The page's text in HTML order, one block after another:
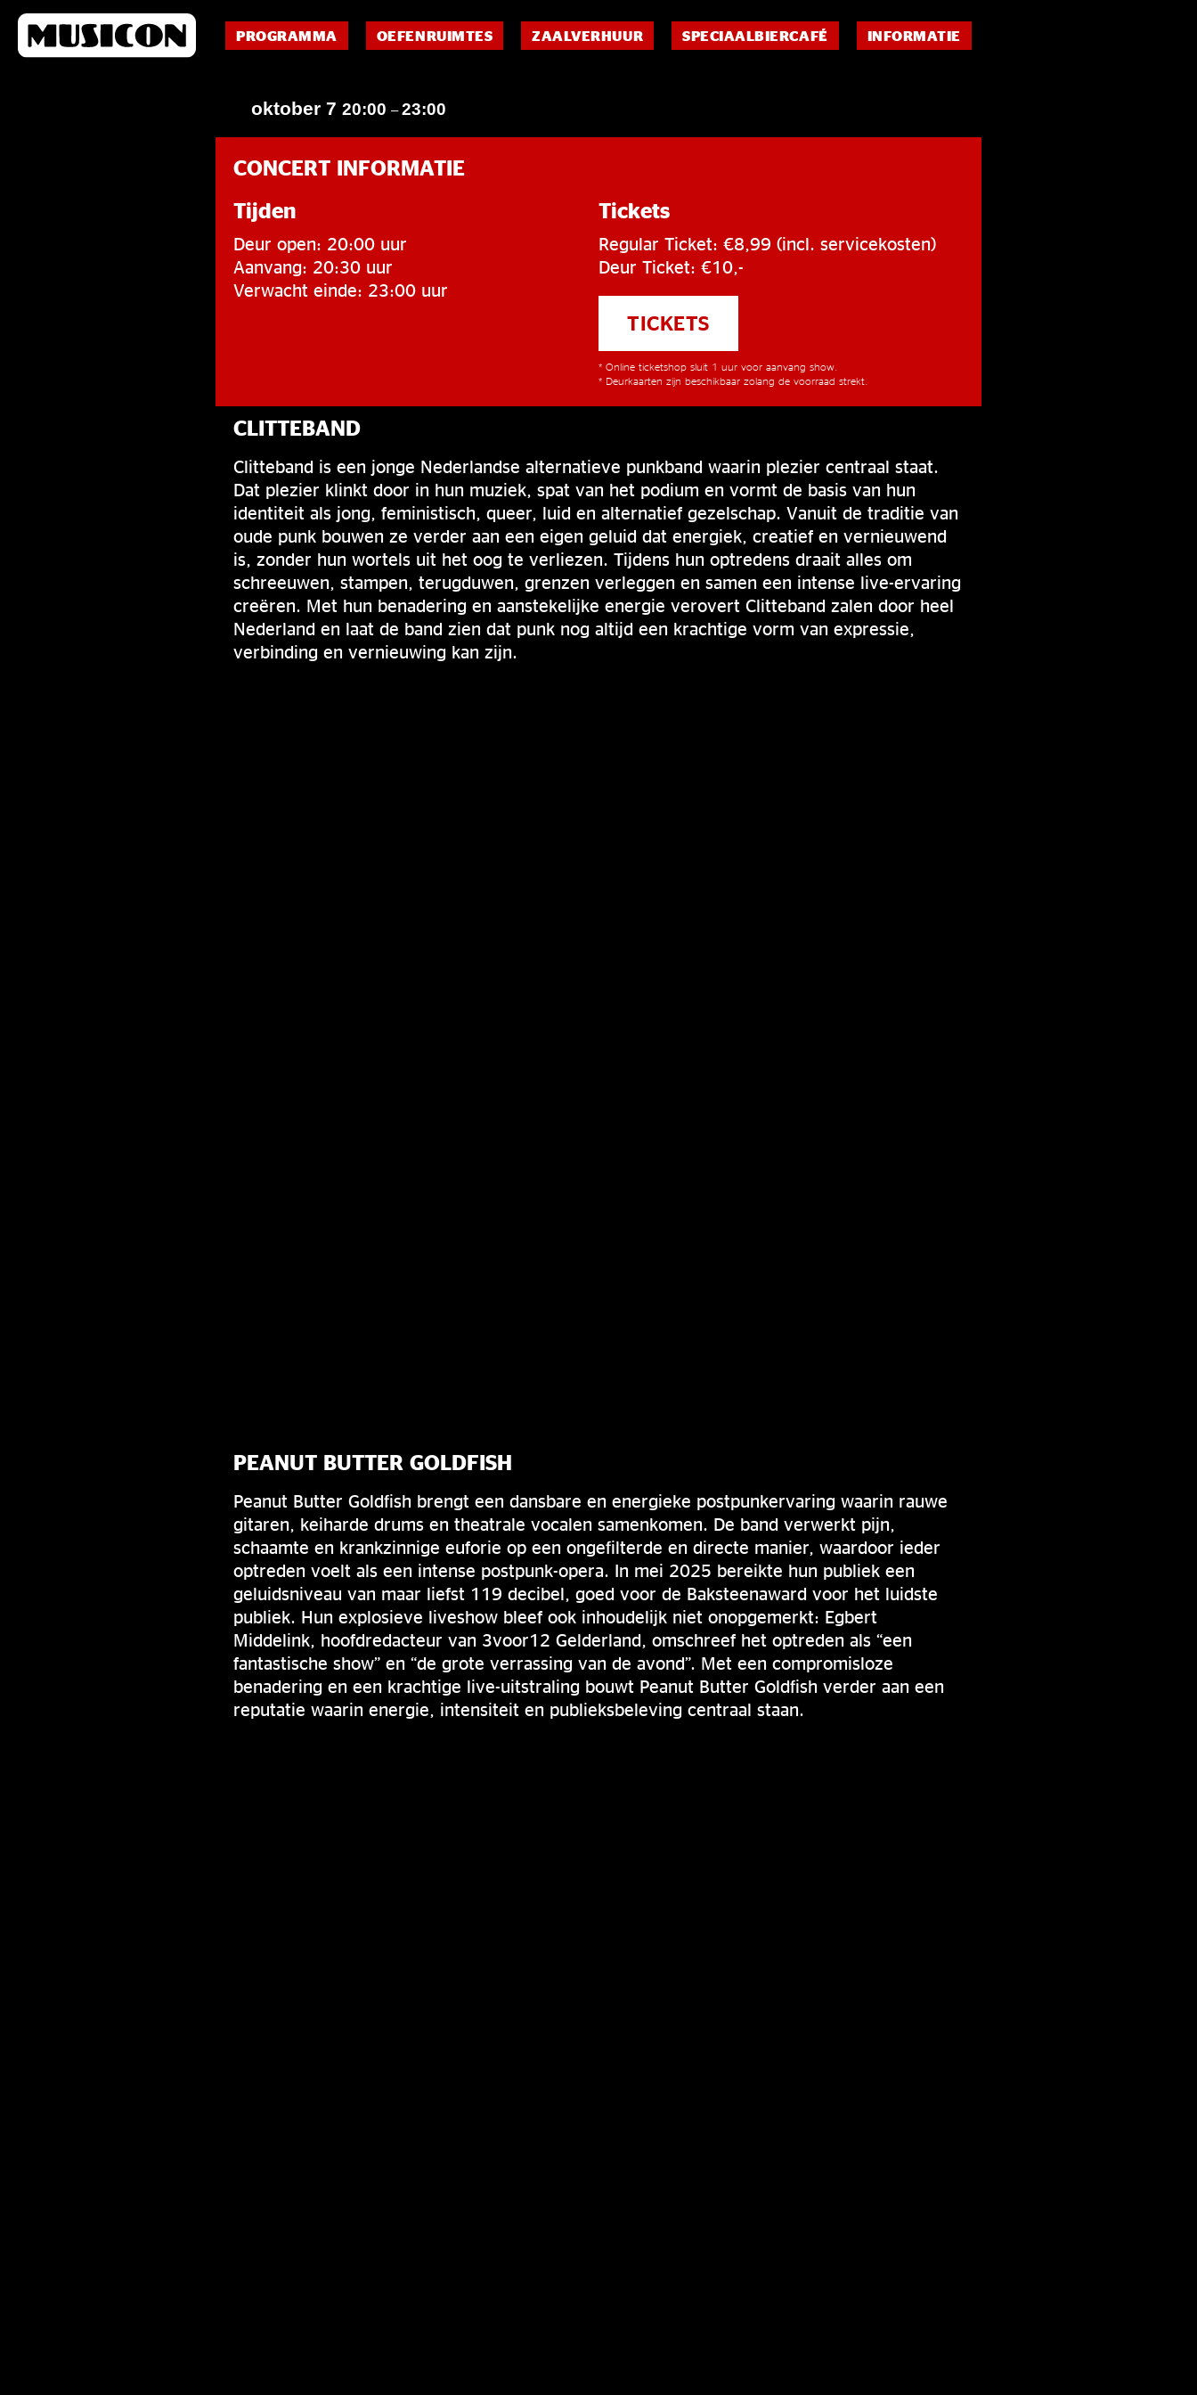
PROGRAMMA OEFENRUIMTES ZAALVERHUUR SPECIAALBIERCAFÉ INFORMATIE
oktober 7 20:00 –23:00
CONCERT INFORMATIE
Tijden
Deur open: 20:00 uur
Aanvang: 20:30 uur
Verwacht einde: 23:00 uur
Tickets
Regular Ticket: €8,99 (incl. servicekosten)
Deur Ticket: €10,-
TICKETS
* Online ticketshop sluit 1 uur voor aanvang show.
* Deurkaarten zijn beschikbaar zolang de voorraad strekt.
CLITTEBAND
Clitteband is een jonge Nederlandse alternatieve punkband waarin plezier centraal staat.
Dat plezier klinkt door in hun muziek, spat van het podium en vormt de basis van hun
identiteit als jong, feministisch, queer, luid en alternatief gezelschap. Vanuit de traditie van
oude punk bouwen ze verder aan een eigen geluid dat energiek, creatief en vernieuwend
is, zonder hun wortels uit het oog te verliezen. Tijdens hun optredens draait alles om
schreeuwen, stampen, terugduwen, grenzen verleggen en samen een intense live-ervaring
creëren. Met hun benadering en aanstekelijke energie verovert Clitteband zalen door heel
Nederland en laat de band zien dat punk nog altijd een krachtige vorm van expressie,
verbinding en vernieuwing kan zijn.
PEANUT BUTTER GOLDFISH
Peanut Butter Goldfish brengt een dansbare en energieke postpunkervaring waarin rauwe
gitaren, keiharde drums en theatrale vocalen samenkomen. De band verwerkt pijn,
schaamte en krankzinnige euforie op een ongefilterde en directe manier, waardoor ieder
optreden voelt als een intense postpunk-opera. In mei 2025 bereikte hun publiek een
geluidsniveau van maar liefst 119 decibel, goed voor de Baksteenaward voor het luidste
publiek. Hun explosieve liveshow bleef ook inhoudelijk niet onopgemerkt: Egbert
Middelink, hoofdredacteur van 3voor12 Gelderland, omschreef het optreden als “een
fantastische show” en “de grote verrassing van de avond”. Met een compromisloze
benadering en een krachtige live-uitstraling bouwt Peanut Butter Goldfish verder aan een
reputatie waarin energie, intensiteit en publieksbeleving centraal staan.